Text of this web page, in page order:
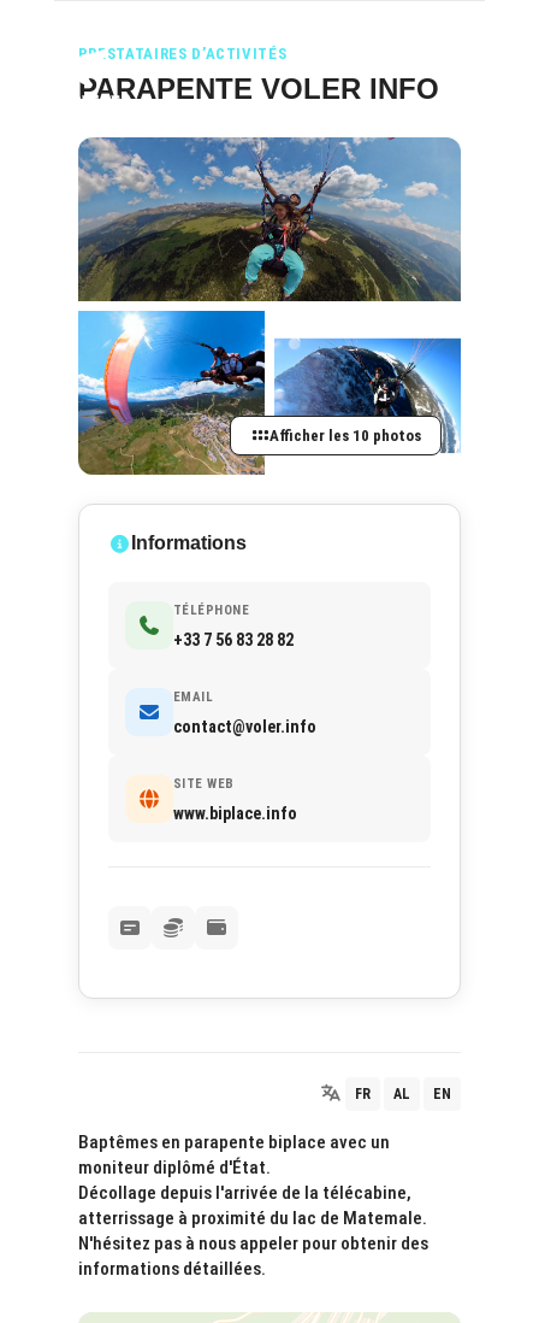
PRESTATAIRES D’ACTIVITÉS
PARAPENTE VOLER INFO
Afficher les 10 photos
FR AL EN
Baptêmes en parapente biplace avec un
moniteur diplômé d'État.
Décollage depuis l'arrivée de la télécabine,
atterrissage à proximité du lac de Matemale.
N'hésitez pas à nous appeler pour obtenir des
informations détaillées.
Informations
TÉLÉPHONE
+33 7 56 83 28 82
EMAIL
contact@voler.info
SITE WEB
www.biplace.info